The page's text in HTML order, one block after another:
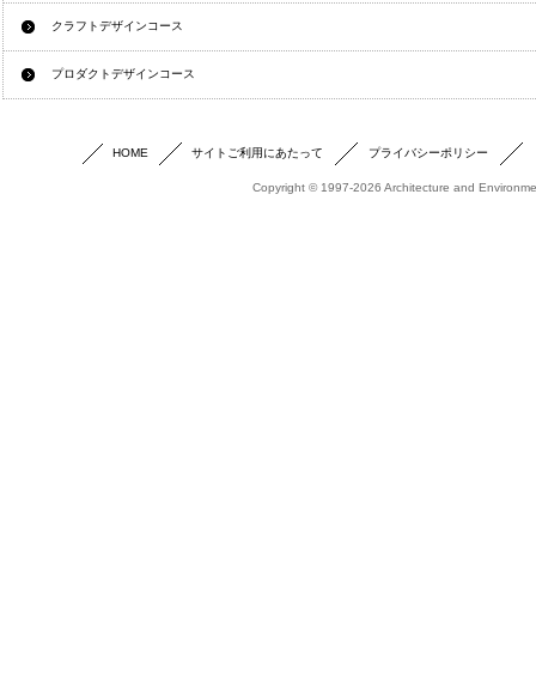
クラフトデザインコース
プロダクトデザインコース
HOME サイトご利用にあたって プライバシーポリシー
Copyright © 1997-2026 Architecture and